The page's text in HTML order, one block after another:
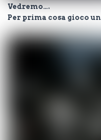
Vedremo….
Per prima cosa gioco